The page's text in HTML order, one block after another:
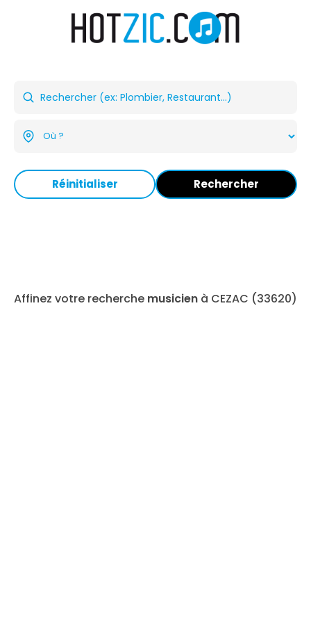
Réinitialiser Rechercher
Affinez votre recherche musicien à CEZAC (33620)